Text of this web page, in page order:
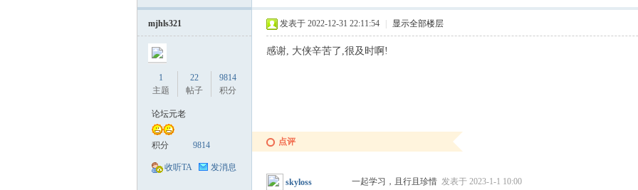
mjhls321
1
主题
22
帖子
9814
积分
论坛元老
积分 9814
收听TA 发消息
发表于 2022-12-31 22:11:54 显示全部楼层
感谢, 大侠辛苦了,很及时啊!
点评
skyloss 一起学习，且行且珍惜 发表于 2023-1-1 10:00